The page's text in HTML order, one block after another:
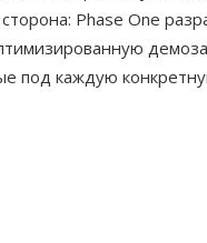
Phase One
под каждую